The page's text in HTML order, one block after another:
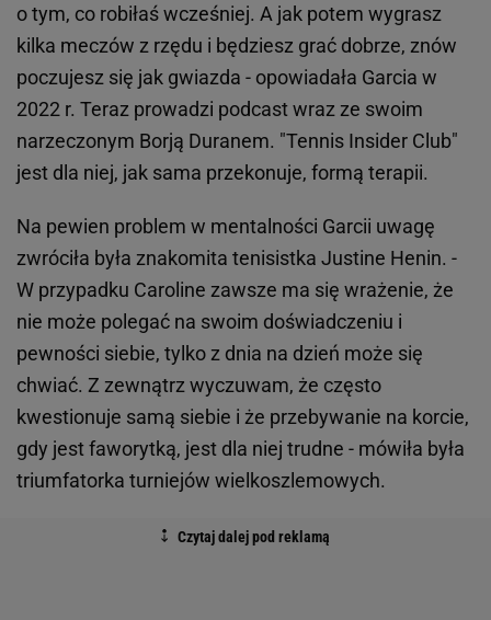
o tym, co robiłaś wcześniej. A jak potem wygrasz
kilka meczów z rzędu i będziesz grać dobrze, znów
poczujesz się jak gwiazda - opowiadała Garcia w
2022 r. Teraz prowadzi podcast wraz ze swoim
narzeczonym Borją Duranem. "Tennis Insider Club"
jest dla niej, jak sama przekonuje, formą terapii.
Na pewien problem w mentalności Garcii uwagę
zwróciła była znakomita tenisistka Justine Henin. -
W przypadku Caroline zawsze ma się wrażenie, że
nie może polegać na swoim doświadczeniu i
pewności siebie, tylko z dnia na dzień może się
chwiać. Z zewnątrz wyczuwam, że często
kwestionuje samą siebie i że przebywanie na korcie,
gdy jest faworytką, jest dla niej trudne - mówiła była
triumfatorka turniejów wielkoszlemowych.